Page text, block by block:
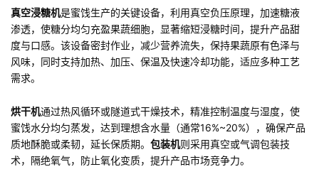
真空浸糖机是蜜饯生产的关键设备，利用真空负压原理，加速糖液
渗透，使糖分均匀充盈果蔬细胞，显著缩短浸糖时间，提升产品甜
度与口感。该设备密封作业，减少营养流失，保持果蔬原有色泽与
风味，同时支持加热、加压、保温及快速冷却功能，适应多种工艺
需求。
烘干机通过热风循环或隧道式干燥技术，精准控制温度与湿度，使
蜜饯水分均匀蒸发，达到理想含水量（通常16%~20%），确保产品
质地酥脆或柔韧，延长保质期。 包装机则采用真空或气调包装技
术，隔绝氧气，防止氧化变质，提升产品市场竞争力。